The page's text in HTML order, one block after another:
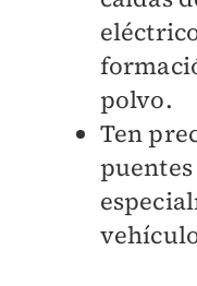
polvo.
Ten